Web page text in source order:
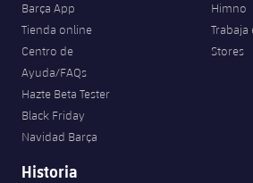
Barça App
Tienda online
Centro de
Ayuda/FAQs
Hazte Beta Tester
Black Friday
Navidad Barça
Himno
Trabaja
Stores
Historia